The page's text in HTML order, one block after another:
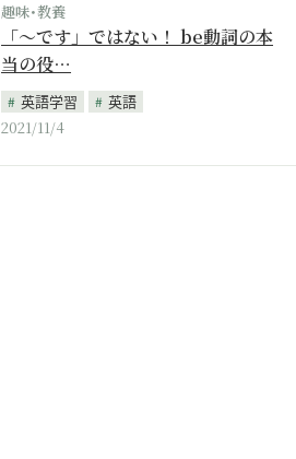
趣味･教養
「〜です」ではない！ be動詞の本
当の役…
英語学習
英語
2021/11/4